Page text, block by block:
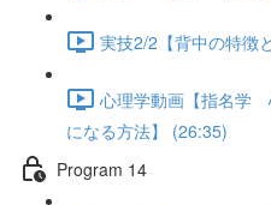
実技2/2【背中の特
心理学動画【指名学
になる方法】 (26:35)
Program 14